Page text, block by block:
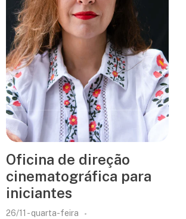
Oficina de direção
cinematográfica para
iniciantes
26/11 - quarta-feira